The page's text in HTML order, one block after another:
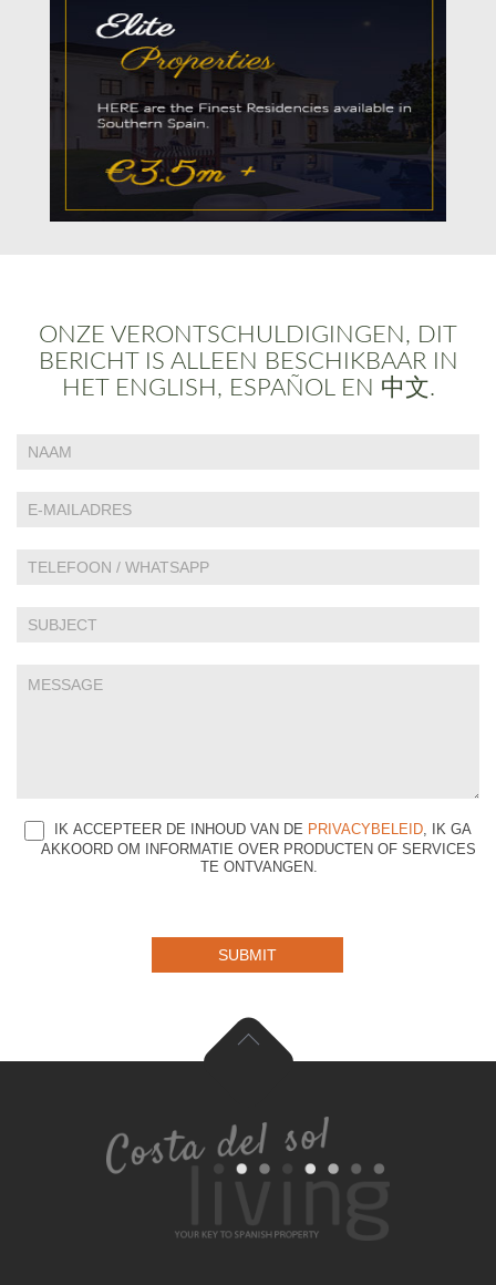
ONZE VERONTSCHULDIGINGEN, DIT
BERICHT IS ALLEEN BESCHIKBAAR IN
HET ENGLISH, ESPAÑOL EN 中文.
Contact
IK ACCEPTEER DE INHOUD VAN DE PRIVACYBELEID, IK GA
AKKOORD OM INFORMATIE OVER PRODUCTEN OF SERVICES
TE ONTVANGEN.
Indien
mens
laat
leeg:.
SUBMIT